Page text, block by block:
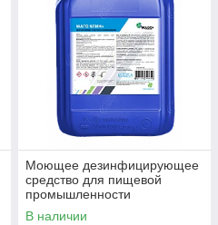
Моющее дезинфицирующее
средство для пищевой
промышленности
МагоКлин,20л
В наличии